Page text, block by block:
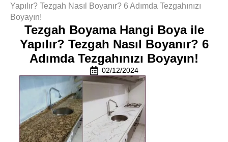
Yapılır? Tezgah Nasıl Boyanır? 6 Adımda Tezgahınızı
Boyayın!
Tezgah Boyama Hangi Boya ile
Yapılır? Tezgah Nasıl Boyanır? 6
Adımda Tezgahınızı Boyayın!
02/12/2024